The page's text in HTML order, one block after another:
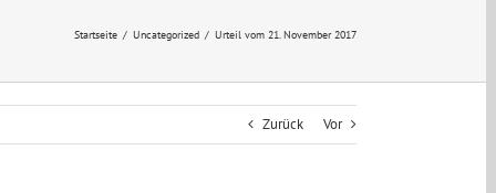
Startseite / Uncategorized / Urteil vom 21. November 2017
Zurück Vor